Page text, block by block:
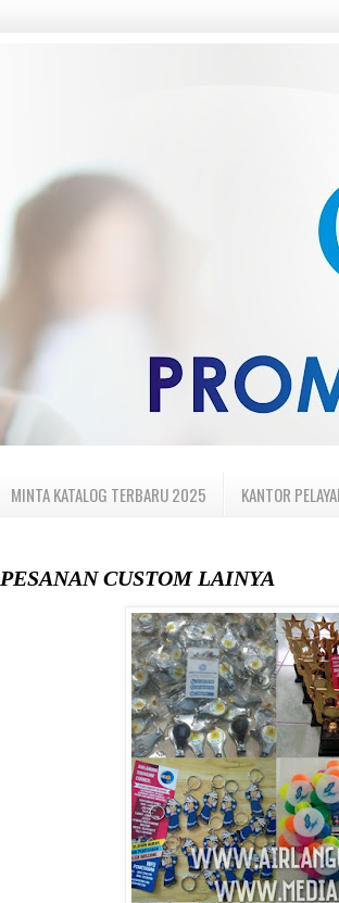
MINTA KATALOG TERBARU 2025 KANTOR
PESANAN CUSTOM LAINYA